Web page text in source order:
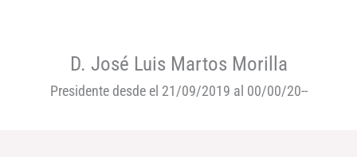
D. José Luis Martos Morilla
Presidente desde el 21/09/2019 al 00/00/20--